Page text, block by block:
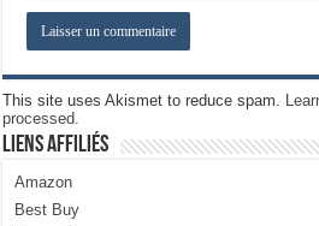
This site uses Akismet to reduce spam.
processed.
Liens Affiliés
Amazon
Best Buy